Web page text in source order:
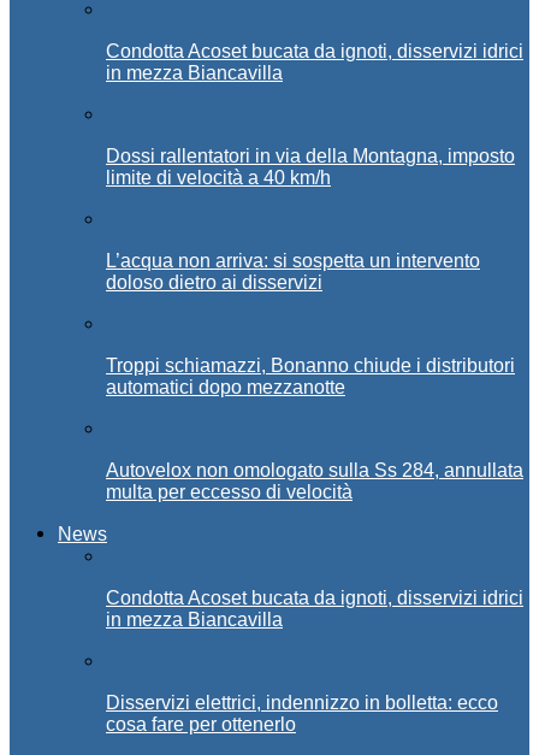
Condotta Acoset bucata da ignoti, disservizi idrici
in mezza Biancavilla
Dossi rallentatori in via della Montagna, imposto
limite di velocità a 40 km/h
L’acqua non arriva: si sospetta un intervento
doloso dietro ai disservizi
Troppi schiamazzi, Bonanno chiude i distributori
automatici dopo mezzanotte
Autovelox non omologato sulla Ss 284, annullata
multa per eccesso di velocità
News
Condotta Acoset bucata da ignoti, disservizi idrici
in mezza Biancavilla
Disservizi elettrici, indennizzo in bolletta: ecco
cosa fare per ottenerlo